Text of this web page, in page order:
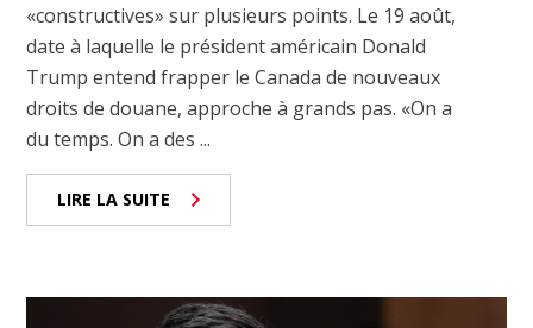
«constructives» sur plusieurs points. Le 19 août,
date à laquelle le président américain Donald
Trump entend frapper le Canada de nouveaux
droits de douane, approche à grands pas. «On a
du temps. On a des ...
LIRE LA SUITE